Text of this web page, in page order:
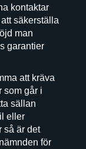
kontaktar
säkerställa
man
garantier
att kräva
som går i
sällan
eller
så är det
för